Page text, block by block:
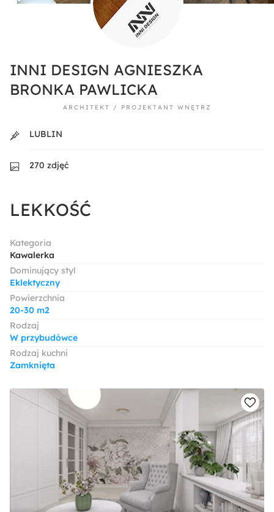
INNI DESIGN AGNIESZKA
BRONKA PAWLICKA
ARCHITEKT / PROJEKTANT WNĘTRZ
LUBLIN
270 zdjęć
LEKKOŚĆ
Kategoria
Kawalerka
Dominujący styl
Eklektyczny
Powierzchnia
20-30 m2
Rodzaj
W przybudówce
Rodzaj kuchni
Zamknięta